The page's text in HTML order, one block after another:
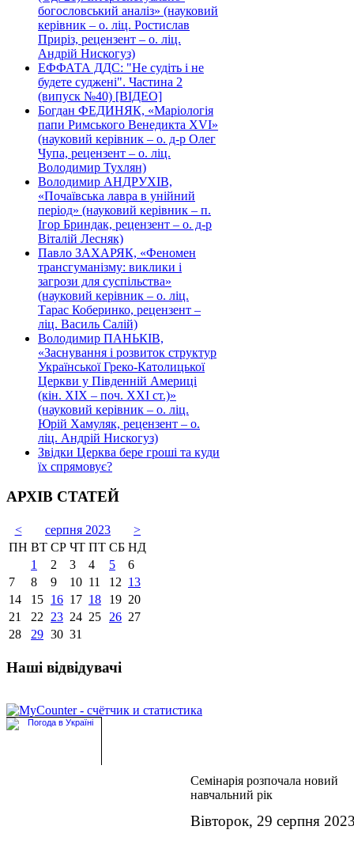
богословський аналіз» (науковий
керівник – о. ліц. Ростислав
Приріз, рецензент – о. ліц.
Андрій Нискогуз)
ЕФФАТА ДДС: "Не судіть і не
будете суджені". Частина 2
(випуск №40) [ВІДЕО]
Богдан ФЕДИНЯК, «Маріологія
папи Римського Венедикта XVI»
(науковий керівник – о. д-р Олег
Чупа, рецензент – о. ліц.
Володимир Тухлян)
Володимир АНДРУХІВ,
«Почаївська лавра в унійний
період» (науковий керівник – п.
Ігор Бриндак, рецензент – о. д-р
Віталій Лесняк)
Павло ЗАХАРЯК, «Феномен
трансгуманізму: виклики і
загрози для суспільства»
(науковий керівник – о. ліц.
Тарас Коберинко, рецензент –
ліц. Василь Салій)
Володимир ПАНЬКІВ,
«Заснування і розвиток структур
Української Греко-Католицької
Церкви у Південній Америці
(кін. ХІХ – поч. ХХІ ст.)»
(науковий керівник – о. ліц.
Юрій Хамуляк, рецензент – о.
ліц. Андрій Нискогуз)
Звідки Церква бере гроші та куди
їх спрямовує?
АРХІВ СТАТЕЙ
< серпня 2023
>
ПН ВТ СР ЧТ ПТ СБ НД
1
2 3 4 5
6
7
8 9 10 11 12 13
14
15 16 17 18 19 20
21
22 23 24 25 26 27
28
29 30 31
Наші відвідувачі
Семінарія розпочала новий
навчальний рік
Вівторок, 29 серпня